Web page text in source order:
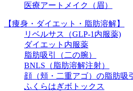
医療アートメイク（眉）
【痩身・ダイエット・脂肪溶解】
リベルサス（GLP-1内服薬)
ダイエット内服薬
脂肪吸引（二の腕）
BNLS（脂肪溶解注射）
顔（頬・二重アゴ）の脂肪吸引
ふくらはぎボトックス